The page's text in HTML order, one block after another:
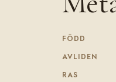
FÖDD
AVLIDEN
RAS